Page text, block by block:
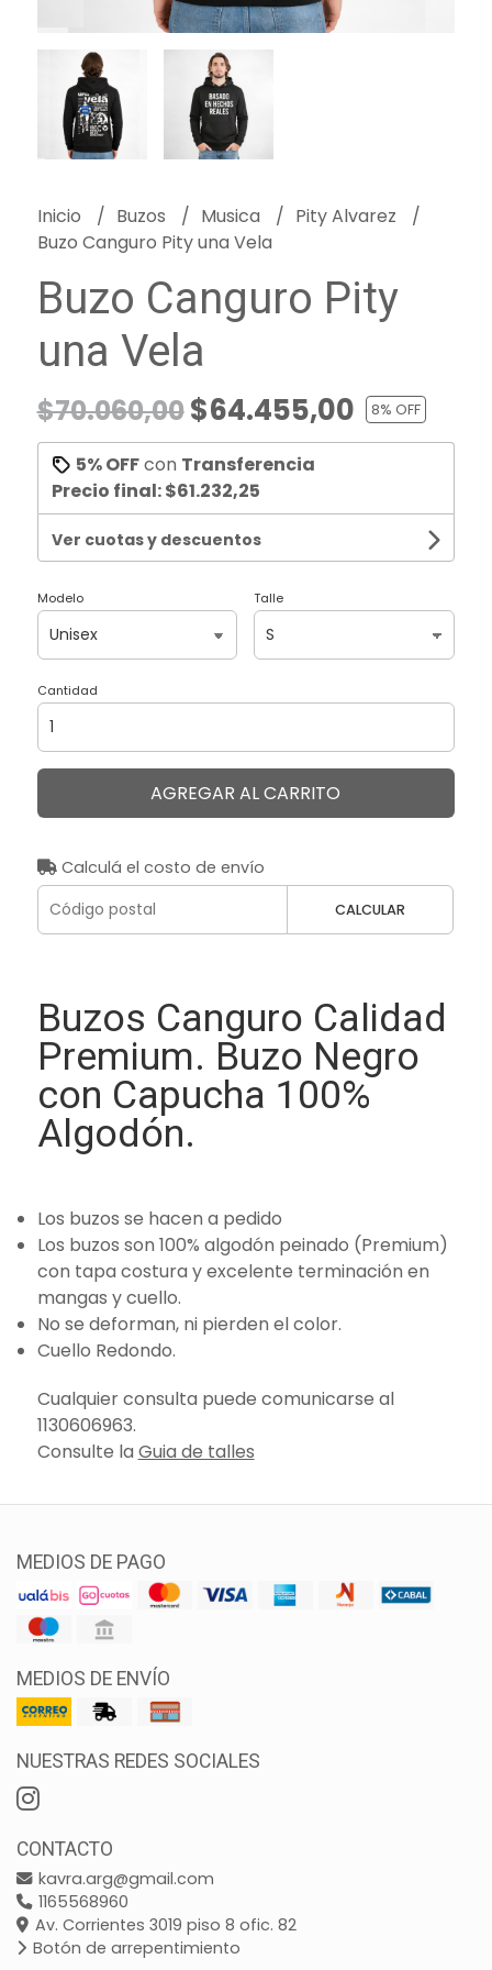
Inicio Buzos Musica
Pity Alvarez
Buzo Canguro Pity una Vela
Buzo Canguro Pity
una Vela
$70.060,00$64.455,00 8% OFF
5% OFFcon Transferencia
Precio final:$61.232,25
Ver cuotas y descuentos
Modelo Talle
Cantidad
AGREGAR AL CARRITO
Calculá el costo de envío
CALCULAR
Buzos Canguro Calidad
Premium. Buzo Negro
con Capucha 100%
Algodón.
Los buzos se hacen a pedido
Los buzos son 100% algodón peinado (Premium)
con tapa costura y excelente terminación en
mangas y cuello.
No se deforman, ni pierden el color.
Cuello Redondo.
Cualquier consulta puede comunicarse al
1130606963.
Consulte la Guia de talles
MEDIOS DE PAGO
MEDIOS DE ENVÍO
NUESTRAS REDES SOCIALES
CONTACTO
kavra.arg@gmail.com
1165568960
Av. Corrientes 3019 piso 8 ofic. 82
Botón de arrepentimiento